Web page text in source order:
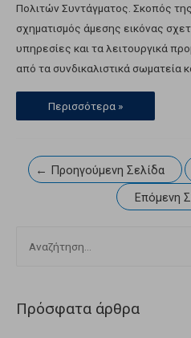
Πολιτών Συντάγματος. Σκοπός
σχηματισμός άμεσης εικόνας
υπηρεσίες και τα λειτουργικά
από τα συνδικαλιστικά σωματεία
Περισσότερα »
← Προηγούμενη Σελίδα
Επόμενη
Πρόσφατα άρθρα